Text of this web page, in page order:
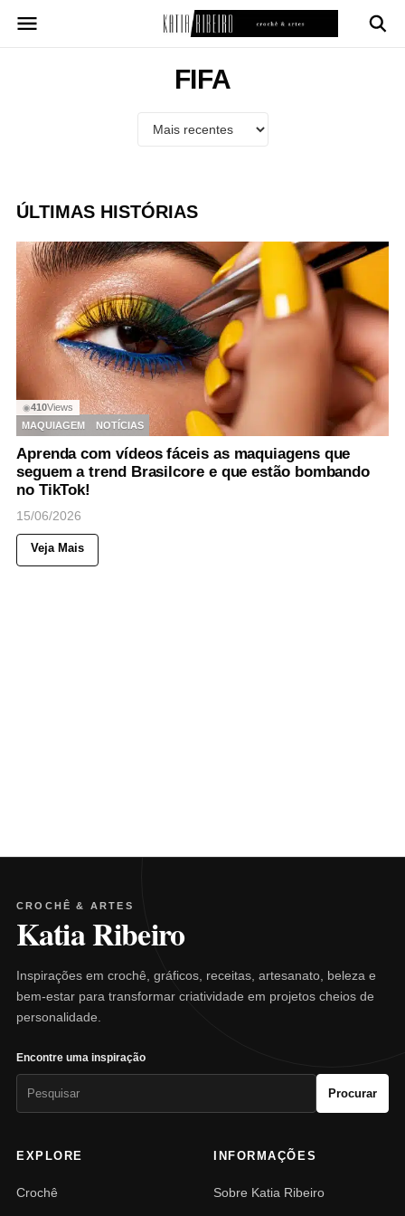
para
FIFA
ÚLTIMAS HISTÓRIAS
◉410Views
MAQUIAGEM
NOTÍCIAS
Aprenda com vídeos fáceis as maquiagens que
seguem a trend Brasilcore e que estão bombando
no TikTok!
15/06/2026
Veja Mais
CROCHÊ & ARTES
Katia Ribeiro
Inspirações em crochê, gráficos, receitas, artesanato, beleza e
bem-estar para transformar criatividade em projetos cheios de
personalidade.
Encontre uma inspiração
Procurar
EXPLORE
Crochê
INFORMAÇÕES
Sobre Katia Ribeiro